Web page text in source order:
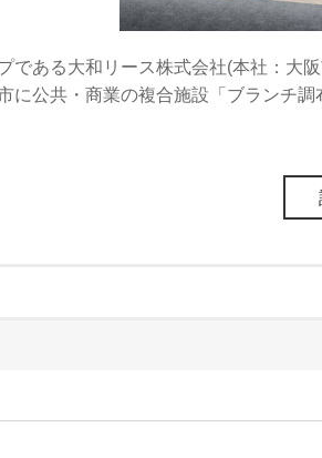
である大和リース株式会社(本社：大
に公共・商業の複合施設「ブランチ